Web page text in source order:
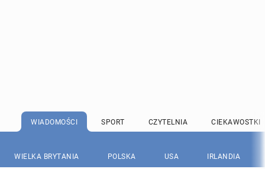
WIADOMOŚCI SPORT CZYTELNIA CIEKAWOSTKI
WIELKA BRYTANIA POLSKA USA IRLANDIA